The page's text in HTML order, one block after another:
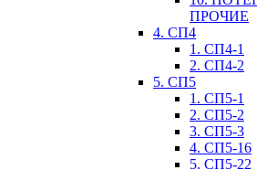
ПРОЧИЕ
4. СП4
1. СП4-1
2. СП4-2
5. СП5
1. СП5-1
2. СП5-2
3. СП5-3
4. СП5-16
5. СП5-22